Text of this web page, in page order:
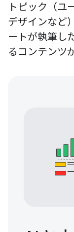
トピック（ユ
デザインなど
ートが執筆し
るコンテンツ